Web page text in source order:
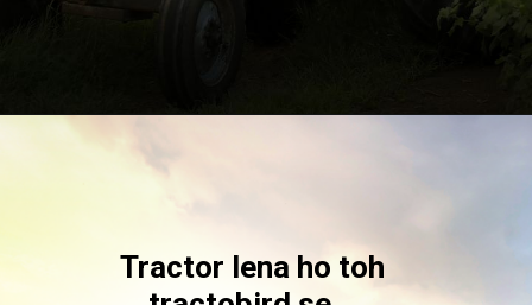
Tractor lena ho toh